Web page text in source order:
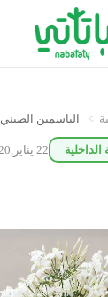
> الياسمين الصيني
22 يناير,2020 الداخلية